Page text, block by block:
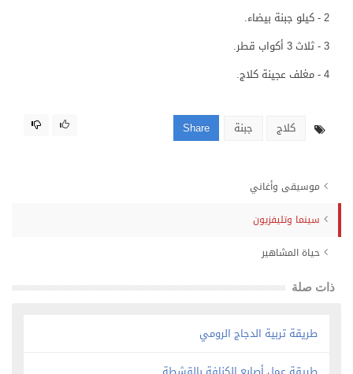
2 - كيلو جبنة بيضاء.
3 - ثلاث 3 أكواب قطر.
4 - مغلف عجينة كلاج.
كلاج جبنة Share
موسيقى وأغاني
سينما وتليفزيون
حياة المشاهير
ذات صلة
طريقة تربية الدجاج الرومي